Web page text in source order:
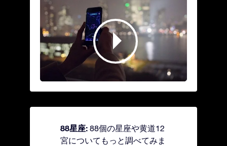
88星座: 88個の星座や黄道12
宮についてもっと調べてみま